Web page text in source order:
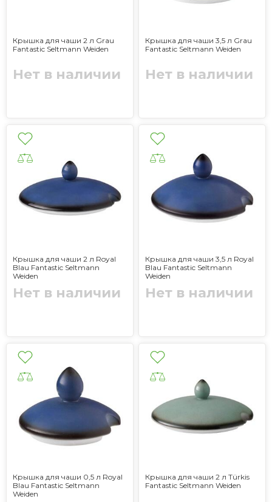
Крышка для чаши 2 л Grau
Fantastic Seltmann Weiden
Нет в наличии
Крышка для чаши 3,5 л Grau
Fantastic Seltmann Weiden
Нет в наличии
Крышка для чаши 2 л Royal
Blau Fantastic Seltmann
Weiden
Нет в наличии
Крышка для чаши 3,5 л Royal
Blau Fantastic Seltmann
Weiden
Нет в наличии
Крышка для чаши 0,5 л Royal
Blau Fantastic Seltmann
Weiden
Крышка для чаши 2 л Türkis
Fantastic Seltmann Weiden